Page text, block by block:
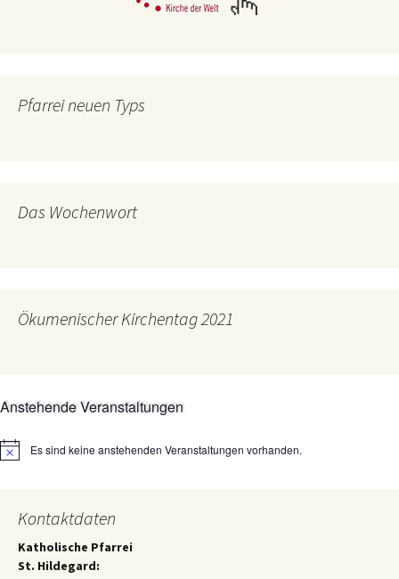
Pfarrei neuen Typs
Das Wochenwort
Ökumenischer Kirchentag 2021
Anstehende Veranstaltungen
HinweisEs sind keine anstehenden Veranstaltungen vorhanden.
Kontaktdaten
Katholische Pfarrei
St. Hildegard: